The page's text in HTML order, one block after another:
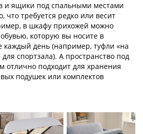
и ящики под спальными местами
что требуется редко или весит
в шкафу прихожей можно
которую вы носите в
каждый день (например, туфли «на
спортзала). А пространство под
отлично подходит для хранения
подушек или комплектов